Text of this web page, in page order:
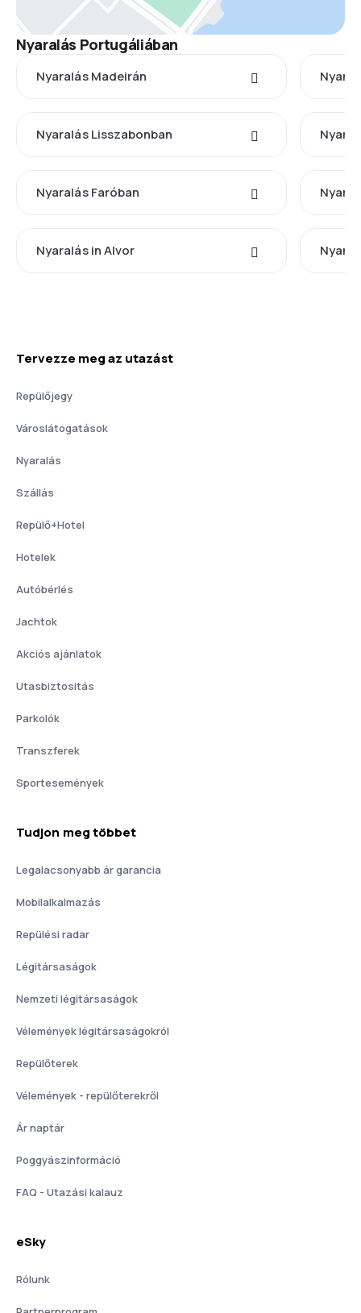
Nyaralás Portugáliában
Nyaralás Madeirán
Nyaralás Lisszabonban
Nyaralás Faróban
Nyaralás in Alvor
Tervezze meg az utazást
Repülőjegy
Városlátogatások
Nyaralás
Szállás
Repülő+Hotel
Hotelek
Autóbérlés
Jachtok
Akciós ajánlatok
Utasbiztositás
Parkolók
Transzferek
Sportesemények
Tudjon meg többet
Legalacsonyabb ár garancia
Mobilalkalmazás
Repülési radar
Légitársaságok
Nemzeti légitársaságok
Vélemények légitársaságokról
Repülőterek
Vélemények - repülőterekről
Ár naptár
Poggyászinformáció
FAQ - Utazási kalauz
eSky
Rólunk